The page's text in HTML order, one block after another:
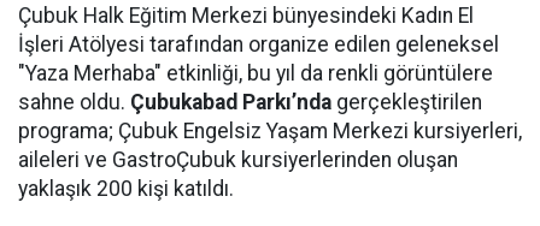
Çubuk Halk Eğitim Merkezi bünyesindeki Kadın El
İşleri Atölyesi tarafından organize edilen geleneksel
"Yaza Merhaba" etkinliği, bu yıl da renkli görüntülere
sahne oldu. Çubukabad Parkı’nda gerçekleştirilen
programa; Çubuk Engelsiz Yaşam Merkezi kursiyerleri,
aileleri ve GastroÇubuk kursiyerlerinden oluşan
yaklaşık 200 kişi katıldı.